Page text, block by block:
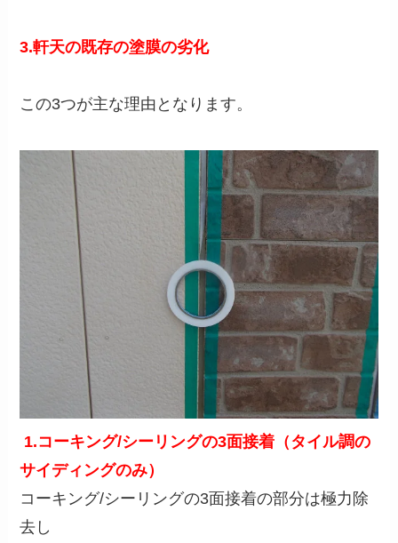
3.軒天の既存の塗膜の劣化
この3つが主な理由となります。
1.コーキング/シーリングの3面接着（タイル調の
サイディングのみ）
コーキング/シーリングの3面接着の部分は極力除
去し